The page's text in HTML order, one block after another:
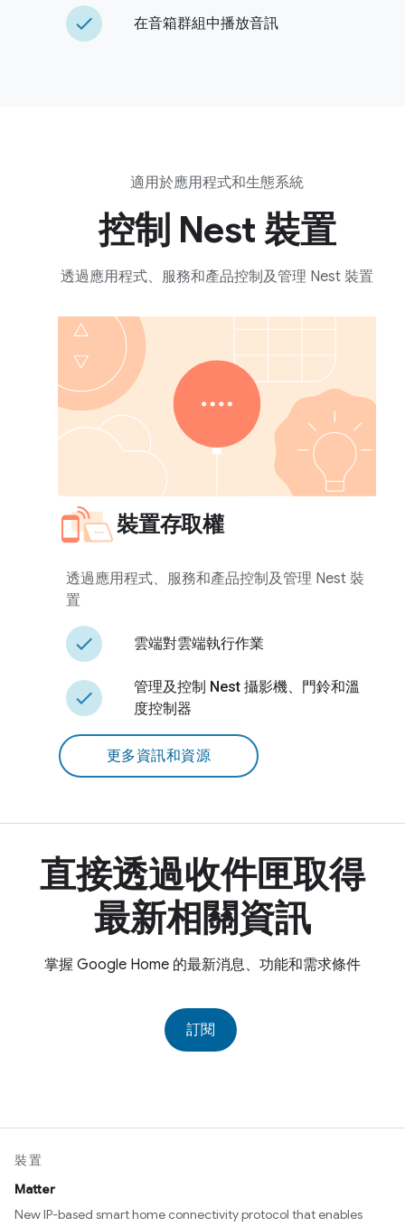
直接透過收件匣取得
最新相關資訊
掌握 Google Home 的最新消息、功能和需求條件
訂閱
裝置
Matter
New IP-based smart home connectivity protocol that enables